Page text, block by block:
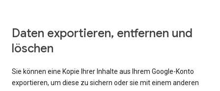
Daten exportieren, entfernen und
löschen
Sie können eine Kopie Ihrer Inhalte aus Ihrem Google-Konto
exportieren, um diese zu sichern oder sie mit einem anderen